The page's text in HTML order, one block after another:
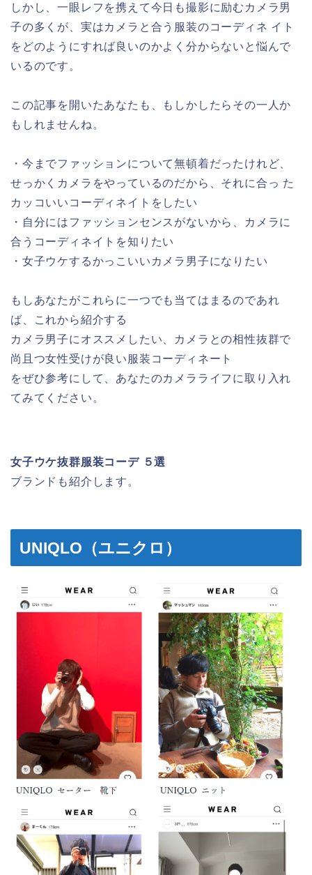
しかし、一眼レフを携えて今日も撮影に励むカメラ男
子の多くが、実はカメラと合う服装のコーディネ イト
をどのようにすれば良いのかよく分からないと悩んで
いるのです。
この記事を開いたあなたも、もしかしたらその一人か
もしれませんね。
・今までファッションについて無頓着だったけれど、
せっかくカメラをやっているのだから、それに合っ た
カッコいいコーディネイトをしたい
・自分にはファッションセンスがないから、カメラに
合うコーディネイトを知りたい
・女子ウケするかっこいいカメラ男子になりたい
もしあなたがこれらに一つでも当てはまるのであれ
ば、これから紹介する
カメラ男子にオススメしたい、カメラとの相性抜群で
尚且つ女性受けが良い服装コーディネート
をぜひ参考にして、あなたのカメラライフに取り入れ
てみてください。
⼥⼦ウケ抜群服装コーデ ５選
ブランドも紹介します。
UNIQLO（ユニクロ）